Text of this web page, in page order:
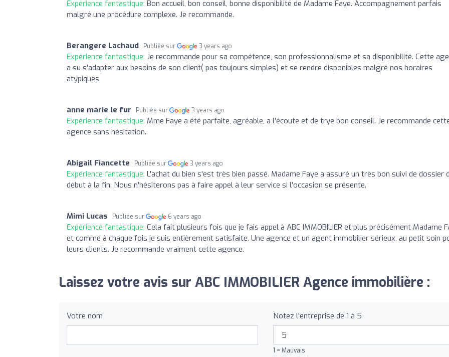
Expérience fantastique: Bon accueil, bon conseil, bonne disponibilité de Madame Faye. Accompagnement parfais
malgré une procédure complexe. Je recommande.
Berangere Lachaud Publiée sur 3 years ago
Expérience fantastique: Je recommande pour sa compétence, son professionnalisme et sa disponibilité. Cette
a su s’adapter aux besoins de son client( pas toujours simples) et se rendre disponibles malgré nos horaires
atypiques.
anne marie le fur Publiée sur 3 years ago
Expérience fantastique: Mme Faye a été parfaite, agréable, a l'écoute et de trye bon conseil. Je recommande
agence sans hésitation.
Abigail Fiancette Publiée sur 3 years ago
Expérience fantastique: L'achat du bien s'est très bien passé. Madame Faye a assuré un très bon suivi de dossier
début à la fin. Nous n'hésiterons pas à faire appel à leur service si l'occasion se présente.
Mimi Lucas Publiée sur 6 years ago
Expérience fantastique: Cela fait plusieurs fois que je fais appel à ABC IMMOBILIER et plus précisément Madame
et comme à chaque fois je suis entièrement satisfaite. Une agence et un agent immobilier sérieux, au petit soin
leurs clients. Je recommande vraiment cette agence.
Laissez votre avis sur ABC IMMOBILIER Agence immobilière :
Votre nom Notez l'entreprise de 1 à 5
1 = Mauvais